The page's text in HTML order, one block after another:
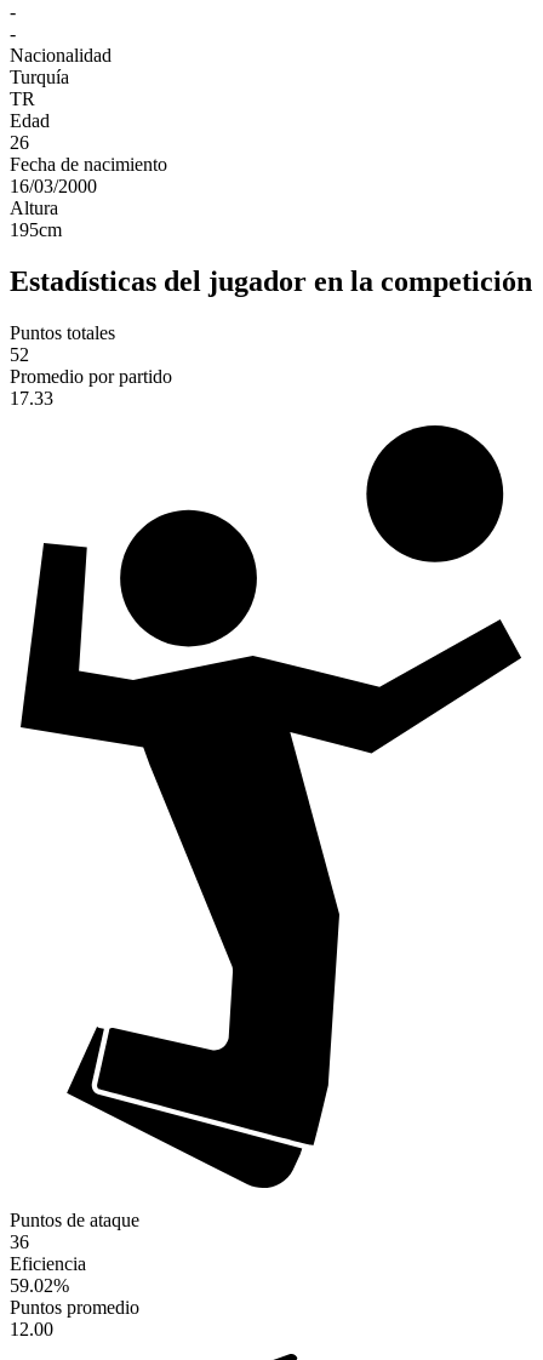
-
-
Nacionalidad
Turquía
TR
Edad
26
Fecha de nacimiento
16/03/2000
Altura
195cm
Estadísticas del jugador en la competición
Puntos totales
52
Promedio por partido
17.33
Puntos de ataque
36
Eficiencia
59.02%
Puntos promedio
12.00